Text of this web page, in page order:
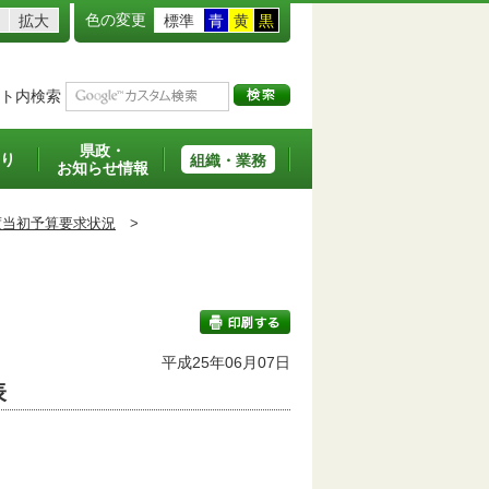
拡大 色の変更 標準 青 黄 黒
内検索
県政・
お知らせ情報
組織・業務
初予算要求状況 >
印刷する
平成25年06月07日